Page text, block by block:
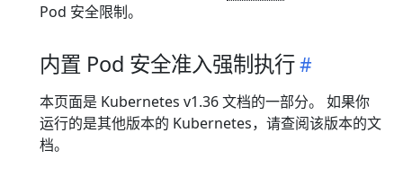
Pod 安全限制。
内置 Pod 安全准入强制执行
本页面是 Kubernetes v1.36 文档的一部分。 如果你
运行的是其他版本的 Kubernetes，请查阅该版本的文
档。